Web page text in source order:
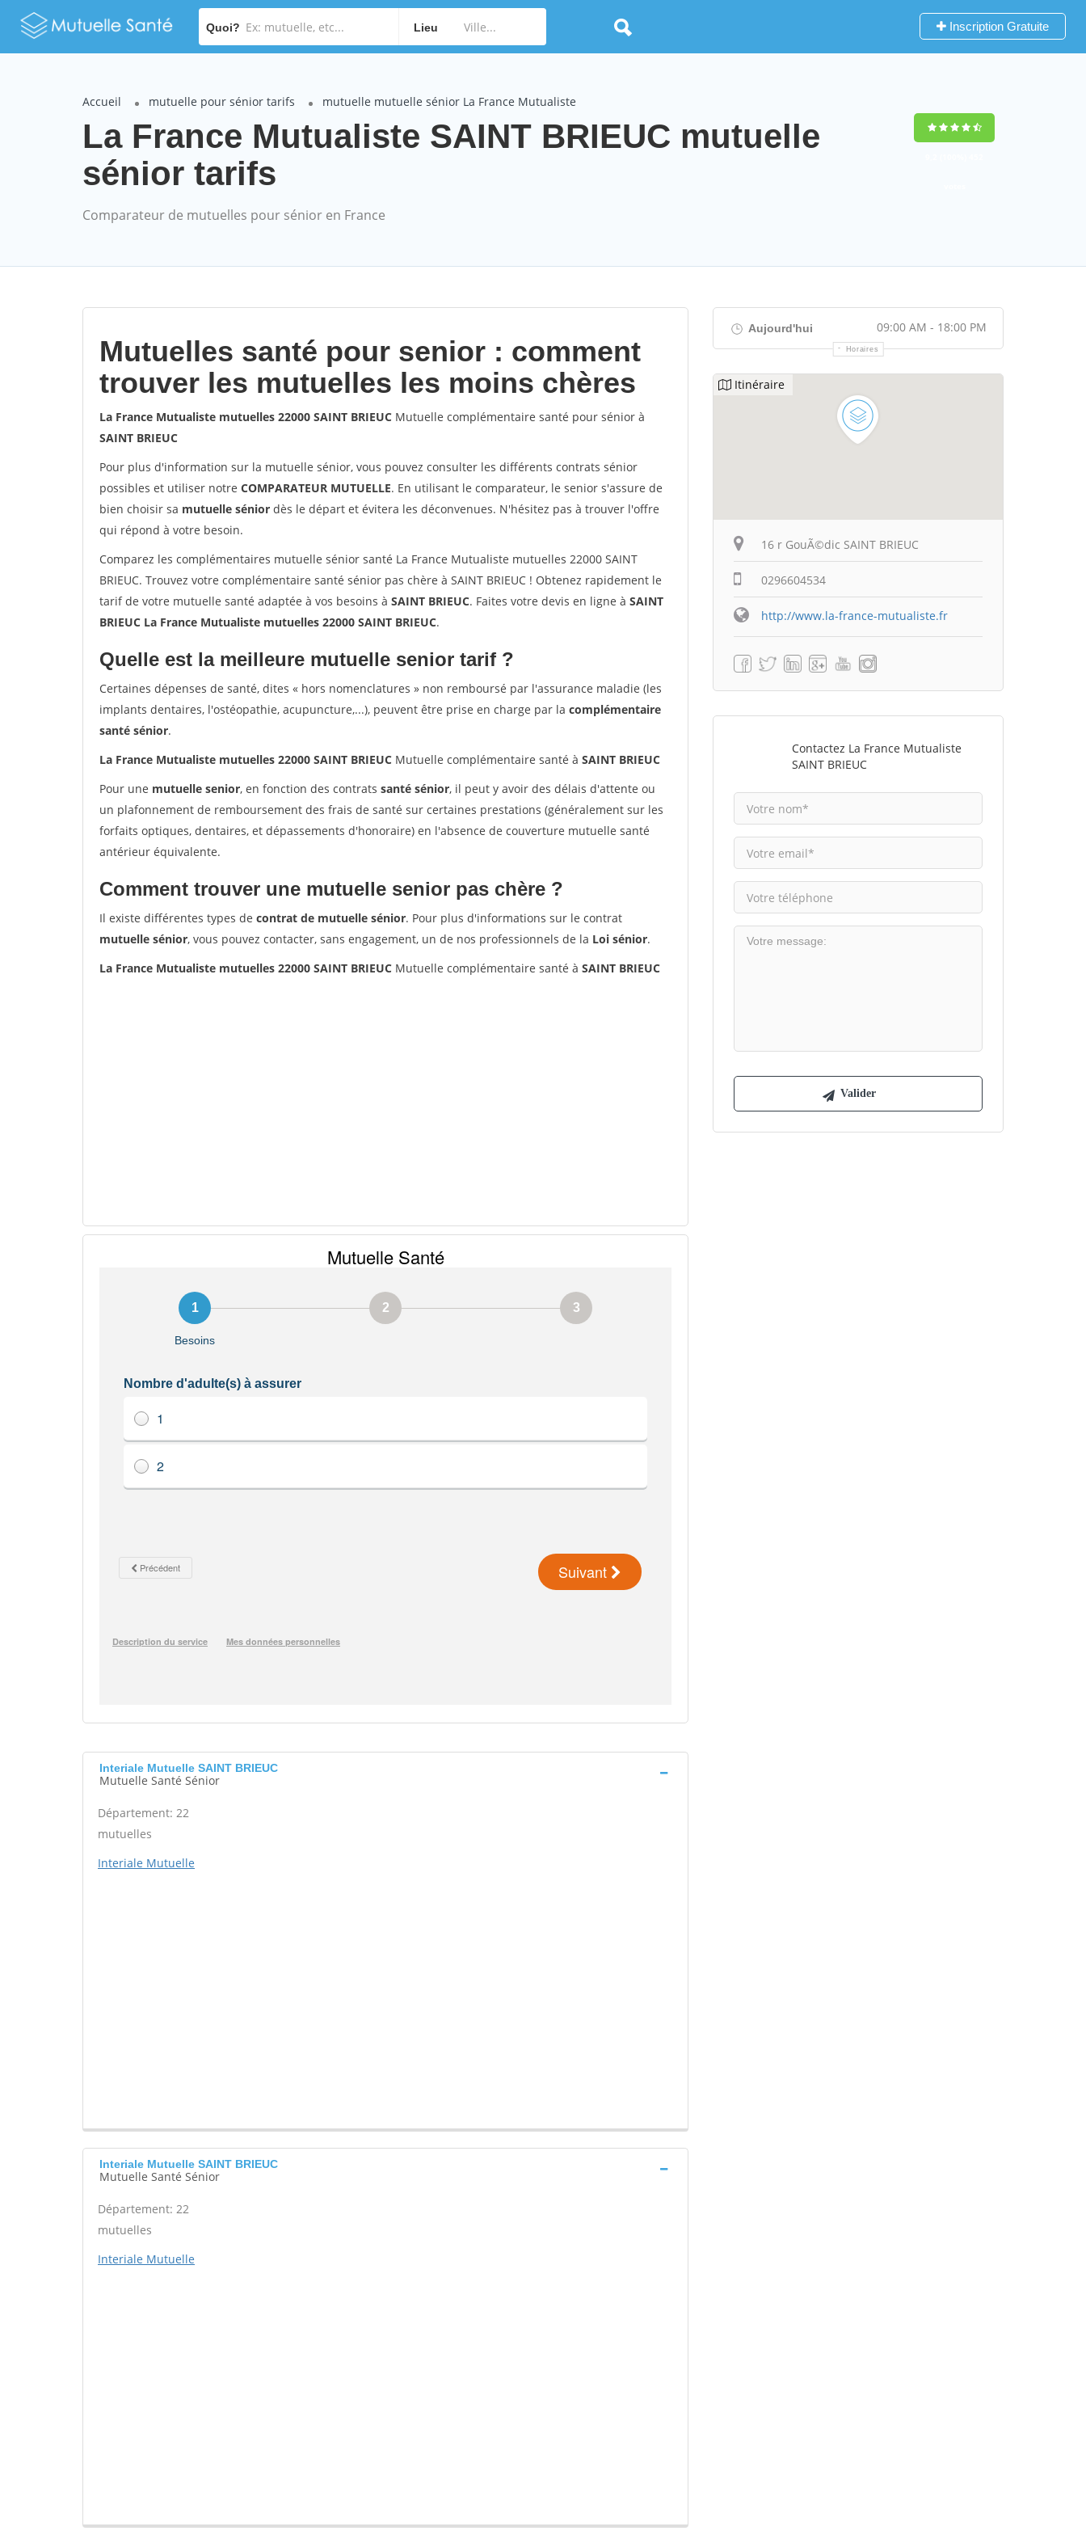
Quoi? Lieu Inscription Gratuite
Accueil mutuelle pour sénior tarifs mutuelle mutuelle sénior La France Mutualiste
La France Mutualiste SAINT BRIEUC mutuelle
sénior tarifs
Comparateur de mutuelles pour sénior en France
Mutuelles santé pour senior : comment
trouver les mutuelles les moins chères
La France Mutualiste mutuelles 22000 SAINT BRIEUC Mutuelle complémentaire santé pour sénior à
SAINT BRIEUC
Pour plus d'information sur la mutuelle sénior, vous pouvez consulter les différents contrats sénior
possibles et utiliser notre COMPARATEUR MUTUELLE. En utilisant le comparateur, le senior s'assure de
bien choisir sa mutuelle sénior dès le départ et évitera les déconvenues. N'hésitez pas à trouver l'offre
qui répond à votre besoin.
Comparez les complémentaires mutuelle sénior santé La France Mutualiste mutuelles 22000 SAINT
BRIEUC. Trouvez votre complémentaire santé sénior pas chère à SAINT BRIEUC ! Obtenez rapidement le
tarif de votre mutuelle santé adaptée à vos besoins à SAINT BRIEUC. Faites votre devis en ligne à SAINT
BRIEUC La France Mutualiste mutuelles 22000 SAINT BRIEUC.
Quelle est la meilleure mutuelle senior tarif ?
Certaines dépenses de santé, dites « hors nomenclatures » non remboursé par l'assurance maladie (les
implants dentaires, l'ostéopathie, acupuncture,...), peuvent être prise en charge par la complémentaire
santé sénior.
La France Mutualiste mutuelles 22000 SAINT BRIEUC Mutuelle complémentaire santé à SAINT BRIEUC
Pour une mutuelle senior, en fonction des contrats santé sénior, il peut y avoir des délais d'attente ou
un plafonnement de remboursement des frais de santé sur certaines prestations (généralement sur les
forfaits optiques, dentaires, et dépassements d'honoraire) en l'absence de couverture mutuelle santé
antérieur équivalente.
Comment trouver une mutuelle senior pas chère ?
Il existe différentes types de contrat de mutuelle sénior. Pour plus d'informations sur le contrat
mutuelle sénior, vous pouvez contacter, sans engagement, un de nos professionnels de la Loi sénior.
La France Mutualiste mutuelles 22000 SAINT BRIEUC Mutuelle complémentaire santé à SAINT BRIEUC
Interiale Mutuelle SAINT BRIEUC
Mutuelle Santé Sénior
Département: 22
mutuelles
Interiale Mutuelle
Interiale Mutuelle SAINT BRIEUC
Mutuelle Santé Sénior
Département: 22
mutuelles
Interiale Mutuelle
Aujourd'hui 09:00 AM - 18:00 PM
Horaires
Itinéraire
16 r GouÃ©dic SAINT BRIEUC
0296604534
http://www.la-france-mutualiste.fr
Contactez La France Mutualiste
SAINT BRIEUC